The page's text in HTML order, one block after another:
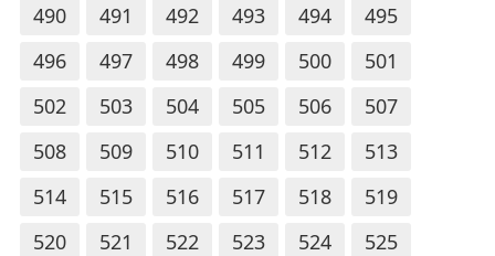
490
491 492 493 494
495
496
497 498 499 500
501
502
503 504 505 506
507
508
509 510 511 512
513
514
515 516 517 518
519
520
521 522 523 524
525